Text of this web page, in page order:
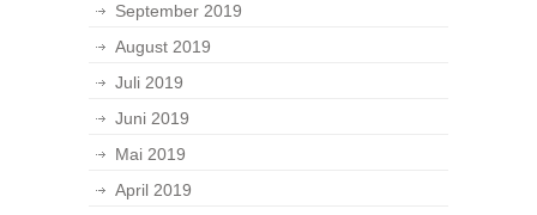
September 2019
August 2019
Juli 2019
Juni 2019
Mai 2019
April 2019